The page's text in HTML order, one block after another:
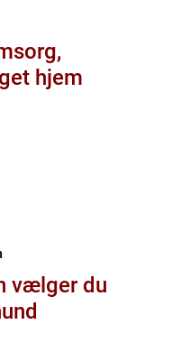
hjem
vælger du